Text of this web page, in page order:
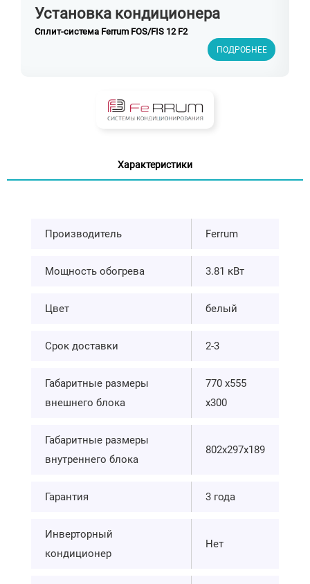
Установка кондиционера
Сплит-система Ferrum FOS/FIS 12 F2
ПОДРОБНЕЕ
Характеристики
Производитель Ferrum
Мощность обогрева 3.81 кВт
Цвет белый
Срок доставки 2-3
Габаритные размеры
внешнего блока
770 х555
х300
Габаритные размеры
внутреннего блока
802x297x189
Гарантия 3 года
Инверторный
кондиционер
Нет